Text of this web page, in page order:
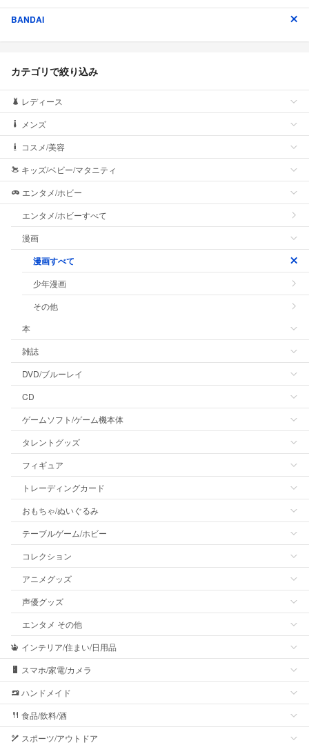
BANDAI
カテゴリで絞り込み
レディース
メンズ
コスメ/美容
キッズ/ベビー/マタニティ
エンタメ/ホビー
エンタメ/ホビーすべて
漫画
漫画すべて
少年漫画
その他
本
雑誌
DVD/ブルーレイ
CD
ゲームソフト/ゲーム機本体
タレントグッズ
フィギュア
トレーディングカード
おもちゃ/ぬいぐるみ
テーブルゲーム/ホビー
コレクション
アニメグッズ
声優グッズ
エンタメ その他
インテリア/住まい/日用品
スマホ/家電/カメラ
ハンドメイド
食品/飲料/酒
スポーツ/アウトドア